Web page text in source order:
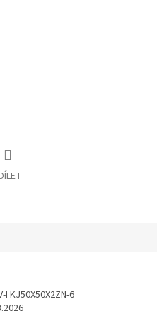
I KJ50X50X2ZN-6